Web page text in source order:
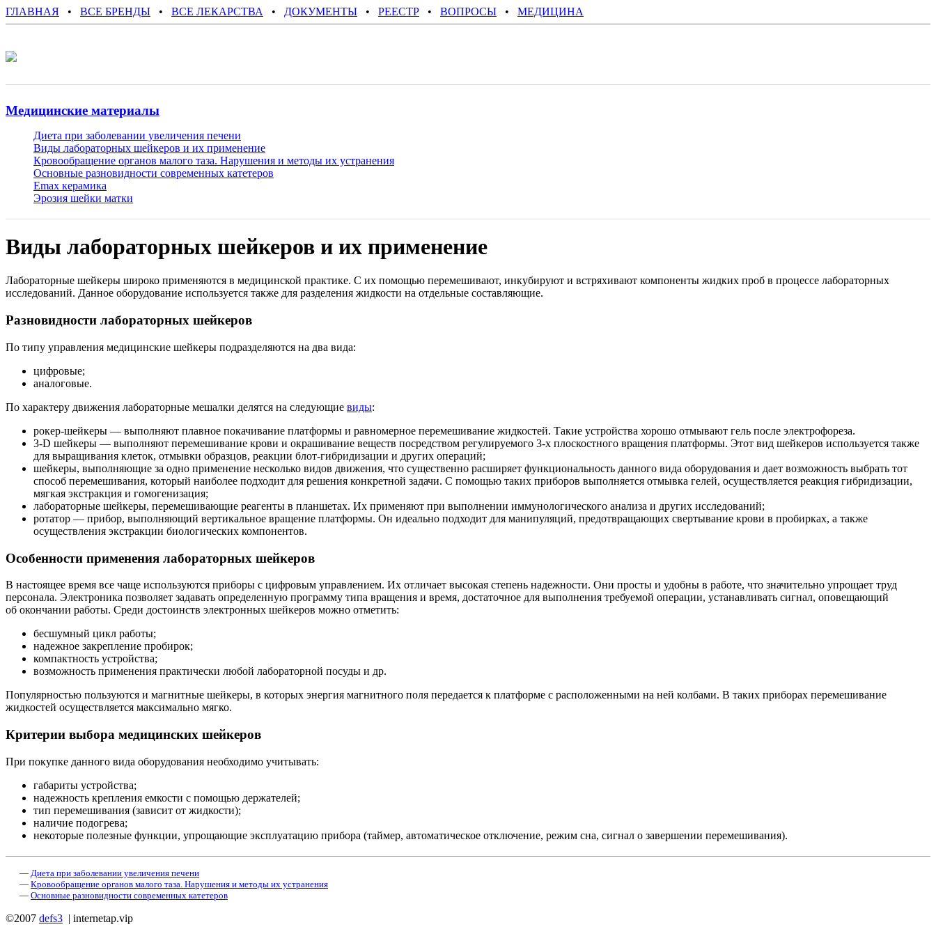
ГЛАВНАЯ • ВСЕ БРЕНДЫ • ВСЕ ЛЕКАРСТВА • ДОКУМЕНТЫ • РЕЕСТР • ВОПРОСЫ • МЕДИЦИНА
Медицинские материалы
Диета при заболевании увеличения печени
Виды лабораторных шейкеров и их применение
Кровообращение органов малого таза. Нарушения и методы их устранения
Основные разновидности современных катетеров
Emax керамика
Эрозия шейки матки
Виды лабораторных шейкеров и их применение
Лабораторные шейкеры широко применяются в медицинской практике. С их помощью перемешивают, инкубируют и встряхивают компоненты жидких проб в процессе лабораторных
исследований. Данное оборудование используется также для разделения жидкости на отдельные составляющие.
Разновидности лабораторных шейкеров
По типу управления медицинские шейкеры подразделяются на два вида:
цифровые;
аналоговые.
По характеру движения лабораторные мешалки делятся на следующие виды:
рокер-шейкеры — выполняют плавное покачивание платформы и равномерное перемешивание жидкостей. Такие устройства хорошо отмывают гель после электрофореза.
3-D шейкеры — выполняют перемешивание крови и окрашивание веществ посредством регулируемого 3-х плоскостного вращения платформы. Этот вид шейкеров используется также
для выращивания клеток, отмывки образцов, реакции блот-гибридизации и других операций;
шейкеры, выполняющие за одно применение несколько видов движения, что существенно расширяет функциональность данного вида оборудования и дает возможность выбрать тот
способ перемешивания, который наиболее подходит для решения конкретной задачи. С помощью таких приборов выполняется отмывка гелей, осуществляется реакция гибридизации,
мягкая экстракция и гомогенизация;
лабораторные шейкеры, перемешивающие реагенты в планшетах. Их применяют при выполнении иммунологического анализа и других исследований;
ротатор — прибор, выполняющий вертикальное вращение платформы. Он идеально подходит для манипуляций, предотвращающих свертывание крови в пробирках, а также
осуществления экстракции биологических компонентов.
Особенности применения лабораторных шейкеров
В настоящее время все чаще используются приборы с цифровым управлением. Их отличает высокая степень надежности. Они просты и удобны в работе, что значительно упрощает труд
персонала. Электроника позволяет задавать определенную программу типа вращения и время, достаточное для выполнения требуемой операции, устанавливать сигнал, оповещающий
об окончании работы. Среди достоинств электронных шейкеров можно отметить:
бесшумный цикл работы;
надежное закрепление пробирок;
компактность устройства;
возможность применения практически любой лабораторной посуды и др.
Популярностью пользуются и магнитные шейкеры, в которых энергия магнитного поля передается к платформе с расположенными на ней колбами. В таких приборах перемешивание
жидкостей осуществляется максимально мягко.
Критерии выбора медицинских шейкеров
При покупке данного вида оборудования необходимо учитывать:
габариты устройства;
надежность крепления емкости с помощью держателей;
тип перемешивания (зависит от жидкости);
наличие подогрева;
некоторые полезные функции, упрощающие эксплуатацию прибора (таймер, автоматическое отключение, режим сна, сигнал о завершении перемешивания).
— Диета при заболевании увеличения печени
— Кровообращение органов малого таза. Нарушения и методы их устранения
— Основные разновидности современных катетеров
©2007 defs3 | internetap.vip